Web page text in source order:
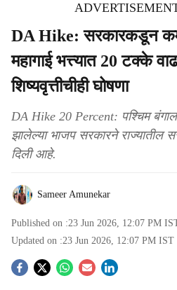
DA Hike: सरकारकडून
महागाई भत्त्यात 20 टक्के
शिष्यवृत्तीचीही घोषणा
DA Hike 20 Percent: पश्चिम
झालेल्या भाजप सरकारने राज्यातील
दिली आहे.
Sameer Amunekar
Published on :23 Jun 2026, 12:07 PM
Updated on :23 Jun 2026, 12:07 PM IST
S